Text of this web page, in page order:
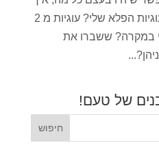
שאנחנו רוצים.זוכרים את עוגיות הפלא שלי? עוגיות מ 2
במקרה? ששברו את
של טעם!